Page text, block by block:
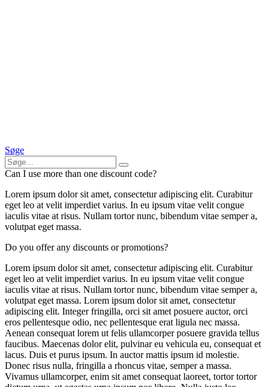
Søge
Can I use more than one discount code?
Lorem ipsum dolor sit amet, consectetur adipiscing elit. Curabitur
eget leo at velit imperdiet varius. In eu ipsum vitae velit congue
iaculis vitae at risus. Nullam tortor nunc, bibendum vitae semper a,
volutpat eget massa.
Do you offer any discounts or promotions?
Lorem ipsum dolor sit amet, consectetur adipiscing elit. Curabitur
eget leo at velit imperdiet varius. In eu ipsum vitae velit congue
iaculis vitae at risus. Nullam tortor nunc, bibendum vitae semper a,
volutpat eget massa. Lorem ipsum dolor sit amet, consectetur
adipiscing elit. Integer fringilla, orci sit amet posuere auctor, orci
eros pellentesque odio, nec pellentesque erat ligula nec massa.
Aenean consequat lorem ut felis ullamcorper posuere gravida tellus
faucibus. Maecenas dolor elit, pulvinar eu vehicula eu, consequat et
lacus. Duis et purus ipsum. In auctor mattis ipsum id molestie.
Donec risus nulla, fringilla a rhoncus vitae, semper a massa.
Vivamus ullamcorper, enim sit amet consequat laoreet, tortor tortor